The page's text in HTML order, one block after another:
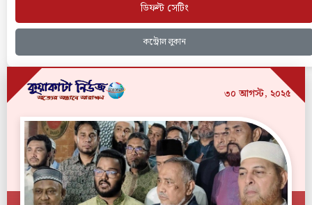
ডিফল্ট সেটিং
কন্ট্রোল লুকান
৩০ আগস্ট, ২০২৫